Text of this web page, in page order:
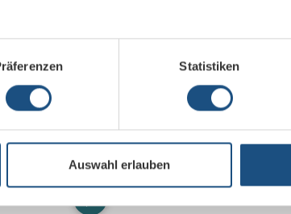
Statistiken
Auswahl erlauben